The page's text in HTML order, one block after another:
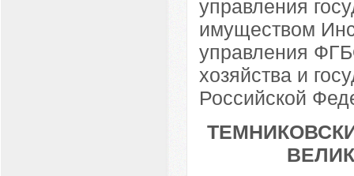
управления
имуществом
управления
хозяйства и
Российской